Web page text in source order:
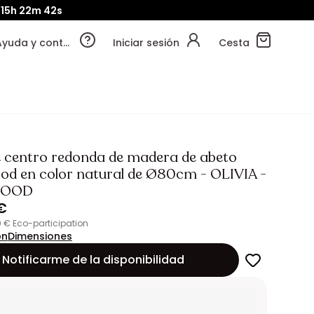
15h 22m 41s
Ayuda y contacto Iniciar sesión Cesta
centro redonda de madera de abeto
en color natural de Ø80cm - OLIVIA -
€ Eco-participation
Dimensiones
Notificarme de la disponibilidad